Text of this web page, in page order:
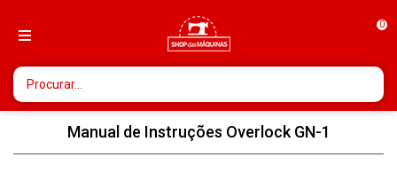
0
Manual de Instruções Overlock GN-1